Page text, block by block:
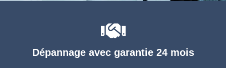
Dépannage avec garantie 24 mois